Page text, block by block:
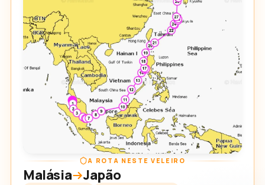
A ROTA NESTE VELEIRO
Malásia Japão